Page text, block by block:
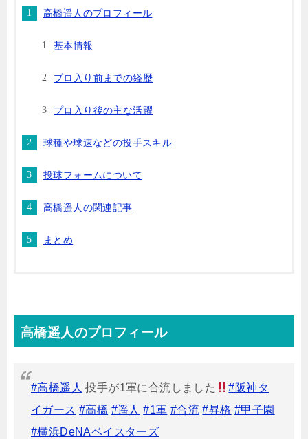
高橋遥人のプロフィール
基本情報
プロ入り前までの経歴
プロ入り後の主な活躍
球種や球速などの投手スキル
投球フォームについて
高橋遥人の関連記事
まとめ
高橋遥人のプロフィール
#高橋遥人 投手が1軍に合流しました
#阪神タ
イガース #高橋 #遥人 #1軍 #合流 #昇格 #甲子園
#横浜DeNAベイスターズ